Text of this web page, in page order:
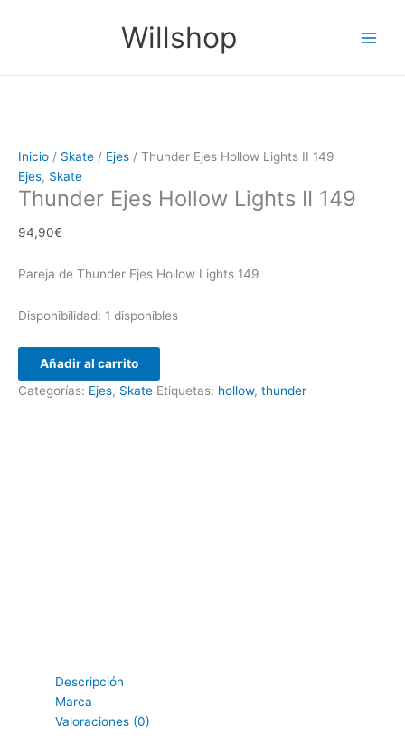
Willshop
Inicio / Skate / Ejes / Thunder Ejes Hollow Lights II 149
Ejes, Skate
Thunder Ejes Hollow Lights II 149
94,90€
Pareja de Thunder Ejes Hollow Lights 149
Disponibilidad: 1 disponibles
Añadir al carrito
Categorías: Ejes, Skate Etiquetas: hollow, thunder
Descripción
Marca
Valoraciones (0)